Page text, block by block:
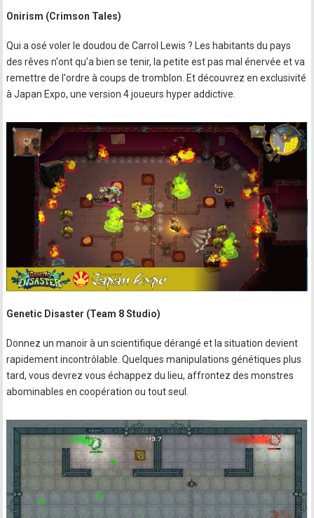
Onirism (Crimson Tales)
Qui a osé voler le doudou de Carrol Lewis ? Les habitants du pays
des rêves n'ont qu'a bien se tenir, la petite est pas mal énervée et va
remettre de l'ordre à coups de tromblon. Et découvrez en exclusivité
à Japan Expo, une version 4 joueurs hyper addictive.
Genetic Disaster (Team 8 Studio)
Donnez un manoir à un scientifique dérangé et la situation devient
rapidement incontrôlable. Quelques manipulations génétiques plus
tard, vous devrez vous échappez du lieu, affrontez des monstres
abominables en coopération ou tout seul.